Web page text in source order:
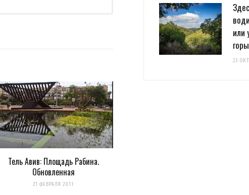
Тель Авив: Площадь Рабина.
Обновленная
21 ФЕВРАЛЯ 2011
или
23